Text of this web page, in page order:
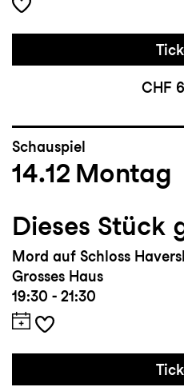
CHF
Schauspiel
14.12 Montag
Dieses Stück
Mord auf Schloss
Grosses Haus
19:30 - 21:30